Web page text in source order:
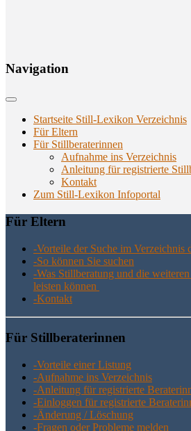
Navi­ga­ti­on
Startseite Still-Lexikon Verzeichnis
Für Eltern
Für Stillberaterinnen
Aufnahme ins Verzeichnis
Anlei­tung für regis­trier­te
Kon­takt
Zum Still-Lexikon Infoportal
Für Eltern
-Vor­tei­le der Suche im Ver­zeich­nis
-So kön­nen Sie suchen
-Was Still­be­ra­tung und die
leis­ten können
-Kon­takt
Für Still­be­ra­te­rin­nen
-Vor­tei­le einer Listung
-Auf­nah­me ins Verzeichnis
-Anlei­tung für regis­trier­te
-Ein­log­gen für regis­trier­te
-Ände­rung / Löschung
-Fra­gen oder Pro­ble­me melden